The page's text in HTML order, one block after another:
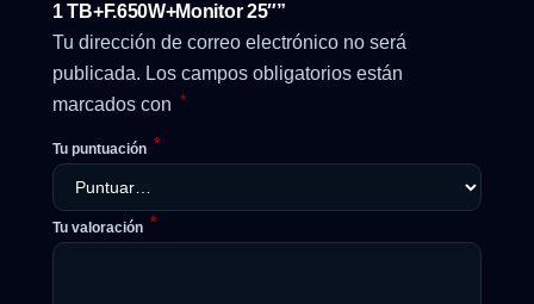
1 TB+F.650W+Monitor 25″”
Tu dirección de correo electrónico no será
publicada. Los campos obligatorios están
marcados con *
Tu puntuación *
Tu valoración *